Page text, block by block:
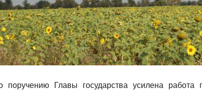
Главы государства усилена работа